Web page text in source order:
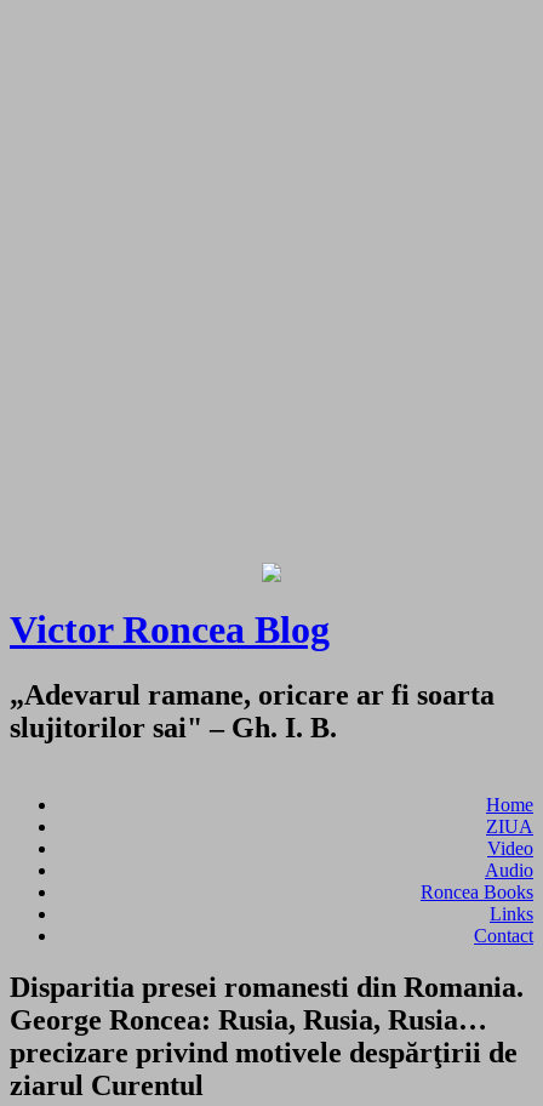
Victor Roncea Blog
„Adevarul ramane, oricare ar fi soarta
slujitorilor sai" – Gh. I. B.
Home
ZIUA
Video
Audio
Roncea Books
Links
Contact
Disparitia presei romanesti din Romania.
George Roncea: Rusia, Rusia, Rusia…
precizare privind motivele despărţirii de
ziarul Curentul